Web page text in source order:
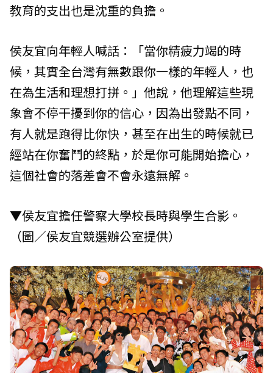
教育的支出也是沈重的負擔。
侯友宜向年輕人喊話：「當你精疲力竭的時
候，其實全台灣有無數跟你一樣的年輕人，也
在為生活和理想打拼。」他說，他理解這些現
象會不停干擾到你的信心，因為出發點不同，
有人就是跑得比你快，甚至在出生的時候就已
經站在你奮鬥的終點，於是你可能開始擔心，
這個社會的落差會不會永遠無解。
▼侯友宜擔任警察大學校長時與學生合影。
（圖／侯友宜競選辦公室提供）